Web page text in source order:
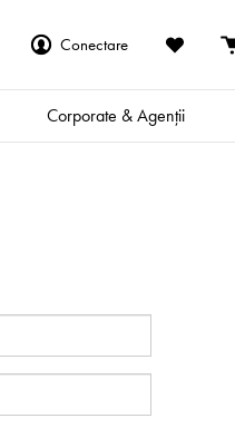
Conectare
Corporate & Agenții